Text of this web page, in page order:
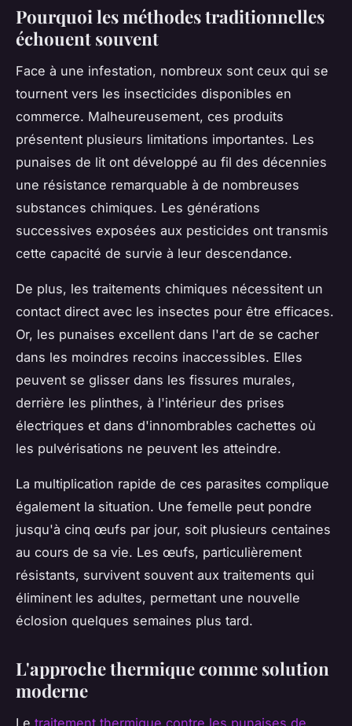
Pourquoi les méthodes traditionnelles
échouent souvent
Face à une infestation, nombreux sont ceux qui se
tournent vers les insecticides disponibles en
commerce. Malheureusement, ces produits
présentent plusieurs limitations importantes. Les
punaises de lit ont développé au fil des décennies
une résistance remarquable à de nombreuses
substances chimiques. Les générations
successives exposées aux pesticides ont transmis
cette capacité de survie à leur descendance.
De plus, les traitements chimiques nécessitent un
contact direct avec les insectes pour être efficaces.
Or, les punaises excellent dans l'art de se cacher
dans les moindres recoins inaccessibles. Elles
peuvent se glisser dans les fissures murales,
derrière les plinthes, à l'intérieur des prises
électriques et dans d'innombrables cachettes où
les pulvérisations ne peuvent les atteindre.
La multiplication rapide de ces parasites complique
également la situation. Une femelle peut pondre
jusqu'à cinq œufs par jour, soit plusieurs centaines
au cours de sa vie. Les œufs, particulièrement
résistants, survivent souvent aux traitements qui
éliminent les adultes, permettant une nouvelle
éclosion quelques semaines plus tard.
L'approche thermique comme solution
moderne
Le traitement thermique contre les punaises de